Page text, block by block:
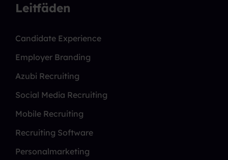
Leitfäden
Candidate Experience
Employer Branding
Azubi Recruiting
Social Media Recruiting
Mobile Recruiting
Recruiting Software
Personalmarketing